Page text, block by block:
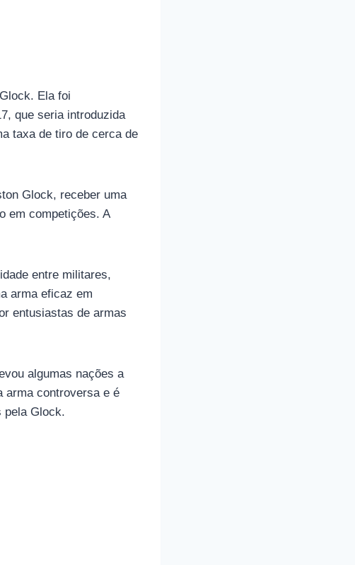
Ela foi
que seria introduzida
taxa de tiro de cerca de
Glock, receber uma
em competições. A
entre militares,
arma eficaz em
entusiastas de armas
algumas nações a
arma controversa e é
pela Glock.